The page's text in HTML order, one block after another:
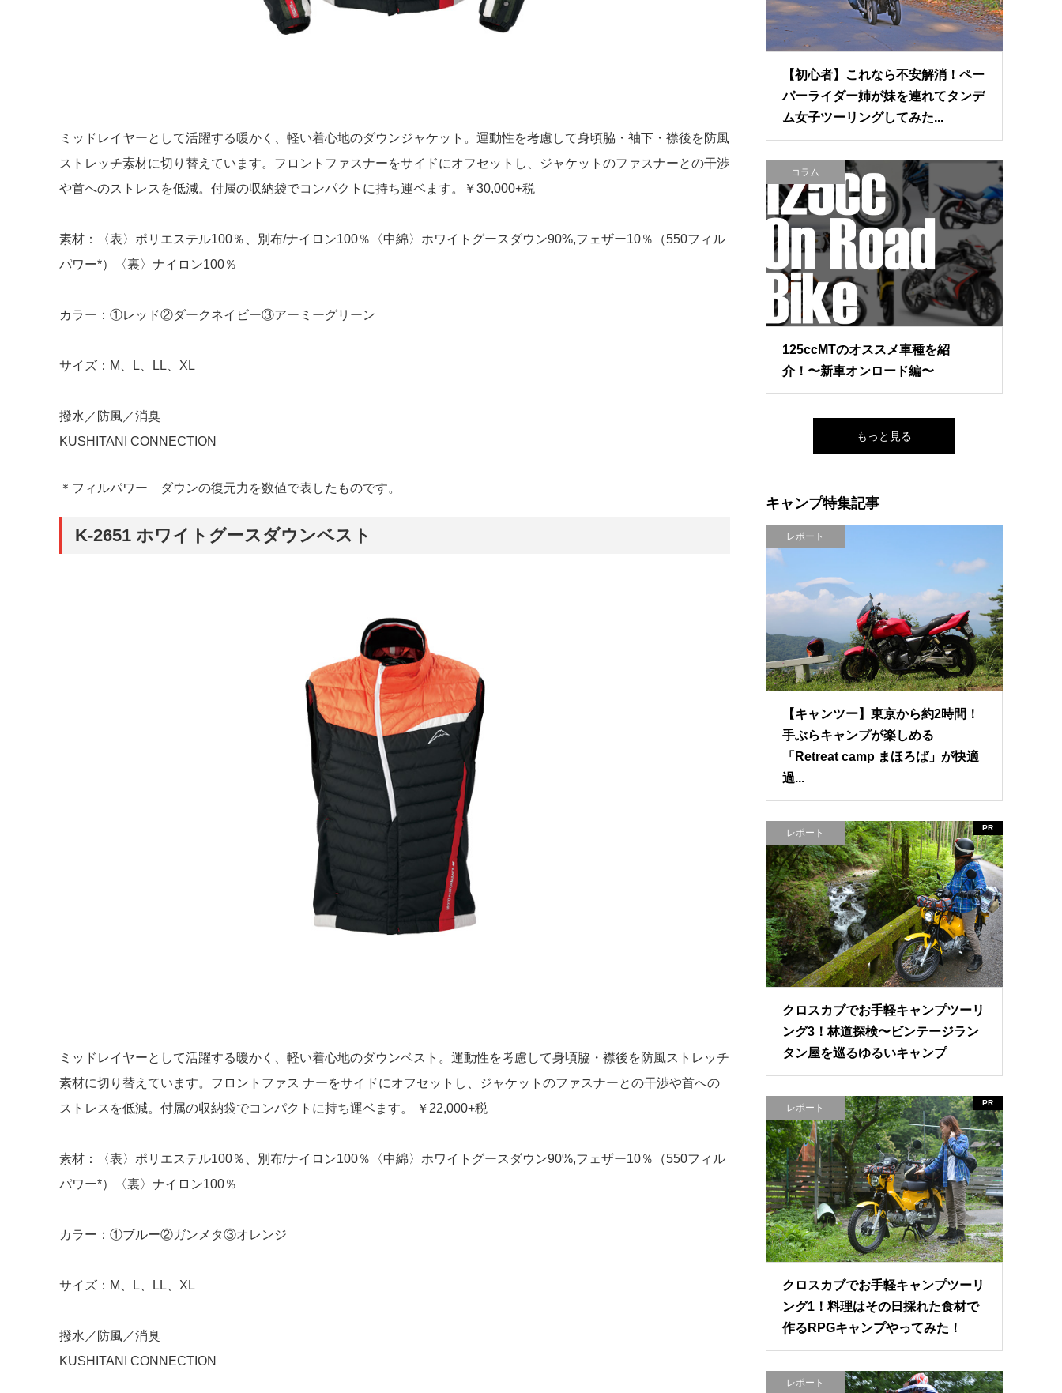
ミッドレイヤーとして活躍する暖かく、軽い着心地のダウンジャケット。運動性を考慮して身頃脇・袖下・襟後を防風
ストレッチ素材に切り替えています。フロントファスナーをサイドにオフセットし、ジャケットのファスナーとの干渉
や首へのストレスを低減。付属の収納袋でコンパクトに持ち運ベます。￥30,000+税
素材：〈表〉ポリエステル100％、別布/ナイロン100％〈中綿〉ホワイトグースダウン90%,フェザー10％（550フィル
パワー*）〈裏〉ナイロン100％
カラー：①レッド②ダークネイビー③アーミーグリーン
サイズ：M、L、LL、XL
撥水／防風／消臭
KUSHITANI CONNECTION
＊フィルパワー ダウンの復元力を数値で表したものです。
K-2651 ホワイトグースダウンベスト
ミッドレイヤーとして活躍する暖かく、軽い着心地のダウンベスト。運動性を考慮して身頃脇・襟後を防風ストレッチ
素材に切り替えています。フロントファス ナーをサイドにオフセットし、ジャケットのファスナーとの干渉や首への
ストレスを低減。付属の収納袋でコンパクトに持ち運ベます。 ￥22,000+税
素材：〈表〉ポリエステル100％、別布/ナイロン100％〈中綿〉ホワイトグースダウン90%,フェザー10％（550フィル
パワー*）〈裏〉ナイロン100％
カラー：①ブルー②ガンメタ③オレンジ
サイズ：M、L、LL、XL
撥水／防風／消臭
KUSHITANI CONNECTION
【初心者】これなら不安解消！ペー
パーライダー姉が妹を連れてタンデ
ム女子ツーリングしてみた...
コラム
125ccMTのオススメ車種を紹
介！〜新車オンロード編〜
もっと見る
キャンプ特集記事
レポート
【キャンツー】東京から約2時間！
手ぶらキャンプが楽しめる
「Retreat camp まほろば」が快適
過...
レポート PR
クロスカブでお手軽キャンプツーリ
ング3！林道探検〜ビンテージラン
タン屋を巡るゆるいキャンプ
レポート PR
クロスカブでお手軽キャンプツーリ
ング1！料理はその日採れた食材で
作るRPGキャンプやってみた！
レポート